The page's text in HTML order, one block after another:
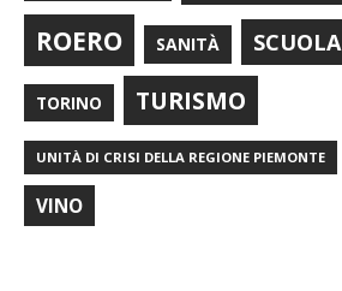
ROERO SANITÀ SCUOLA
TORINO TURISMO
UNITÀ DI CRISI DELLA REGIONE PIEMONTE
VINO